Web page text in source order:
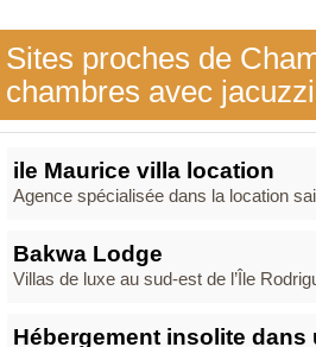
Sites proches de
chambres avec
ile Maurice villa location
Agence spécialisée dans la location
Bakwa Lodge
Villas de luxe au sud-est de l’Île
Hébergement insolite dans